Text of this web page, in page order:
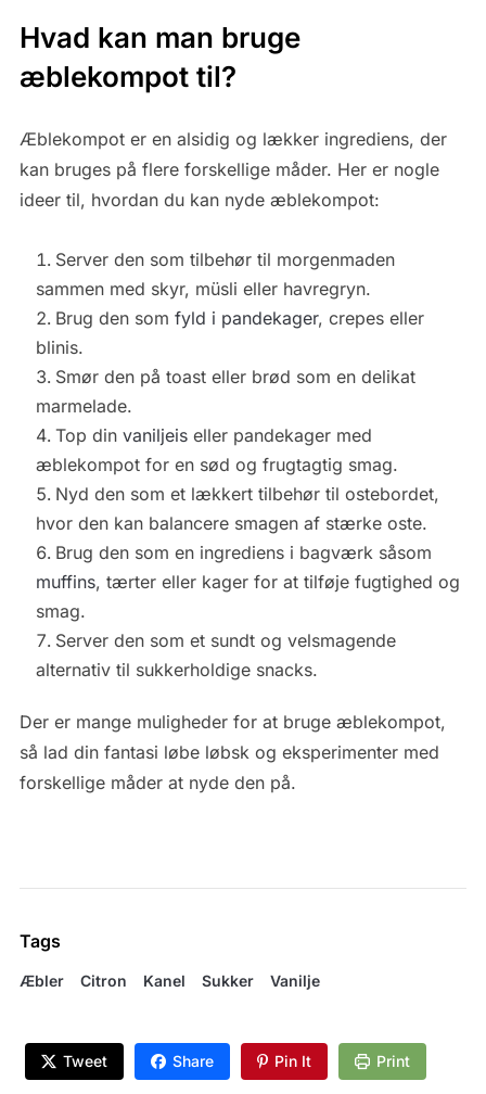
Hvad kan man bruge
æblekompot til?
Æblekompot er en alsidig og lækker ingrediens, der
kan bruges på flere forskellige måder. Her er nogle
ideer til, hvordan du kan nyde æblekompot:
Server den som tilbehør til morgenmaden
sammen med skyr, müsli eller havregryn.
Brug den som fyld i pandekager, crepes eller
blinis.
Smør den på toast eller brød som en delikat
marmelade.
Top din vaniljeiseller pandekager med
æblekompot for en sød og frugtagtig smag.
Nyd den som et lækkert tilbehør til ostebordet,
hvor den kan balancere smagen af stærke oste.
Brug den som en ingrediens i bagværk såsom
muffins, tærter eller kager for at tilføje fugtighed og
smag.
Server den som et sundt og velsmagende
alternativ til sukkerholdige snacks.
Der er mange muligheder for at bruge æblekompot,
så lad din fantasi løbe løbsk og eksperimenter med
forskellige måder at nyde den på.
Tags
Æbler Citron Kanel Sukker Vanilje
Tweet Share Pin It Print